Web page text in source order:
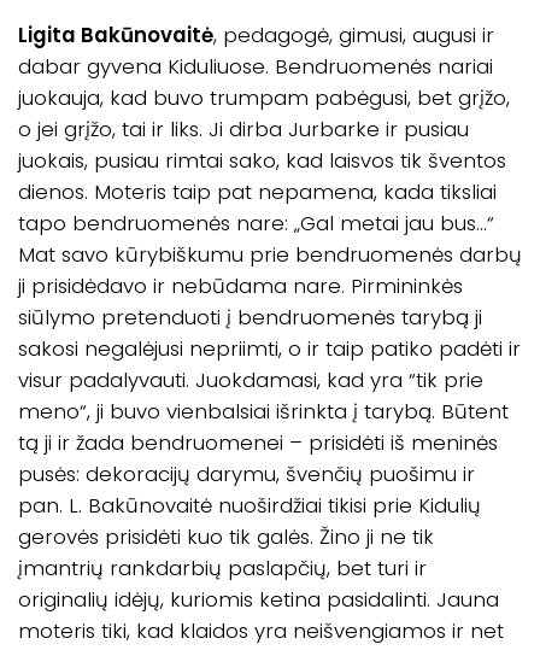
Ligita Bakūnovaitė, pedagogė, gimusi, augusi ir
dabar gyvena Kiduliuose. Bendruomenės nariai
juokauja, kad buvo trumpam pabėgusi, bet grįžo,
o jei grįžo, tai ir liks. Ji dirba Jurbarke ir pusiau
juokais, pusiau rimtai sako, kad laisvos tik šventos
dienos. Moteris taip pat nepamena, kada tiksliai
tapo bendruomenės nare: „Gal metai jau bus…“
Mat savo kūrybiškumu prie bendruomenės darbų
ji prisidėdavo ir nebūdama nare. Pirmininkės
siūlymo pretenduoti į bendruomenės tarybą ji
sakosi negalėjusi nepriimti, o ir taip patiko padėti ir
visur padalyvauti. Juokdamasi, kad yra “tik prie
meno“, ji buvo vienbalsiai išrinkta į tarybą. Būtent
tą ji ir žada bendruomenei – prisidėti iš meninės
pusės: dekoracijų darymu, švenčių puošimu ir
pan. L. Bakūnovaitė nuoširdžiai tikisi prie Kidulių
gerovės prisidėti kuo tik galės. Žino ji ne tik
įmantrių rankdarbių paslapčių, bet turi ir
originalių idėjų, kuriomis ketina pasidalinti. Jauna
moteris tiki, kad klaidos yra neišvengiamos ir net